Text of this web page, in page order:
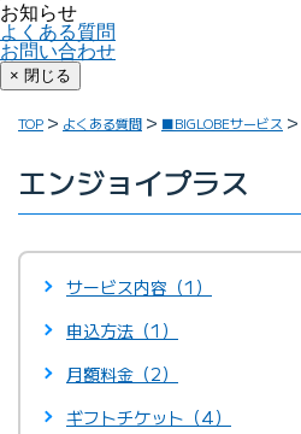
お知らせ
よくある質問
お問い合わせ
× 閉じる
TOP よくある質問 ■BIGLOBEサービス
エンジョイプラス
サービス内容（1）
申込方法（1）
月額料金（2）
ギフトチケット（4）